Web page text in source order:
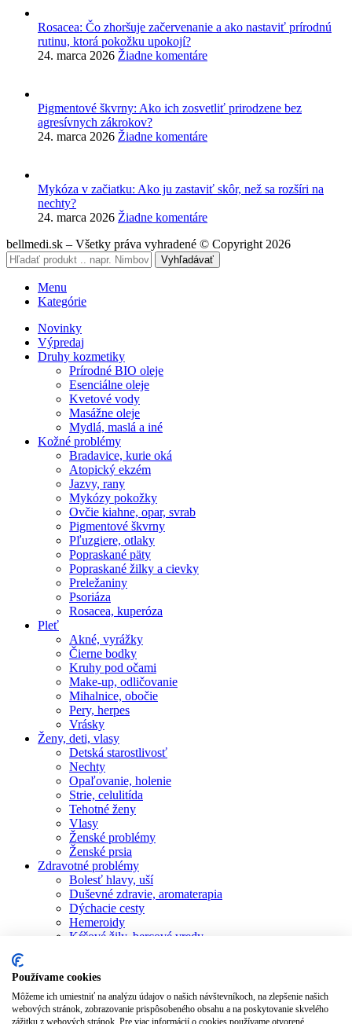
Rosacea: Čo zhoršuje začervenanie a ako nastaviť prírodnú
rutinu, ktorá pokožku upokojí?
24. marca 2026 Žiadne komentáre
Pigmentové škvrny: Ako ich zosvetliť prirodzene bez
agresívnych zákrokov?
24. marca 2026 Žiadne komentáre
Mykóza v začiatku: Ako ju zastaviť skôr, než sa rozšíri na
nechty?
24. marca 2026 Žiadne komentáre
bellmedi.sk – Všetky práva vyhradené © Copyright 2026
Vyhľadávať
Menu
Kategórie
Novinky
Výpredaj
Druhy kozmetiky
Prírodné BIO oleje
Esenciálne oleje
Kvetové vody
Masážne oleje
Mydlá, maslá a iné
Kožné problémy
Bradavice, kurie oká
Atopický ekzém
Jazvy, rany
Mykózy pokožky
Ovčie kiahne, opar, svrab
Pigmentové škvrny
Pľuzgiere, otlaky
Popraskané päty
Popraskané žilky a cievky
Preležaniny
Psoriáza
Rosacea, kuperóza
Pleť
Akné, vyrážky
Čierne bodky
Kruhy pod očami
Make-up, odličovanie
Mihalnice, obočie
Pery, herpes
Vrásky
Ženy, deti, vlasy
Detská starostlivosť
Nechty
Opaľovanie, holenie
Strie, celulitída
Tehotné ženy
Vlasy
Ženské problémy
Ženské prsia
Zdravotné problémy
Bolesť hlavy, uší
Duševné zdravie, aromaterapia
Dýchacie cesty
Hemeroidy
Kŕčové žily, bercové vredy
Reuma, bolesti kĺbov
Ústna dutina
Žaludočná nevoľnosť
Používame cookies
Môžeme ich umiestniť na analýzu údajov o našich návštevníkoch, na zlepšenie našich
webových stránok, zobrazovanie prispôsobeného obsahu a na poskytovanie skvelého
zážitku z webových stránok. Pre viac informácií o cookies používame otvorené